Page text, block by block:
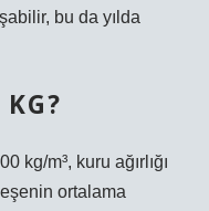
bu da yılda
kg/m³, kuru ağırlığı
ortalama